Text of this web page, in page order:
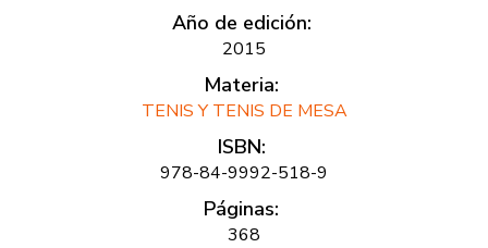
Año de edición:
2015
Materia:
TENIS Y TENIS DE MESA
ISBN:
978-84-9992-518-9
Páginas:
368